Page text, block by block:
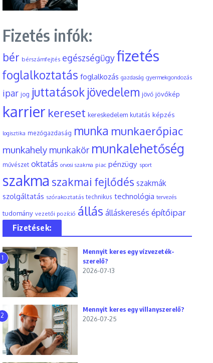
Fizetés infók:
bér bérszámfejtés egészségügyfizetés
foglalkoztatás foglalkozás gazdaság gyermekgondozás
ipar jog juttatások jövedelem jövő jövőkép
karrier kereset kereskedelem kutatás képzés
logisztika mezőgazdaság munka munkaerőpiac
munkahely munkakör munkalehetőség
művészet oktatás orvosi szakma piac pénzügy sport
szakma szakmai fejlődés szakmák
szolgáltatás szórakoztatás technikus technológia tervezés
tudomány vezetői pozíció állás álláskeresés építőipar
Fizetések:
1
Mennyit keres egy vízvezeték-
szerelő?
2026-07-13
2
Mennyit keres egy villanyszerelő?
2026-07-25